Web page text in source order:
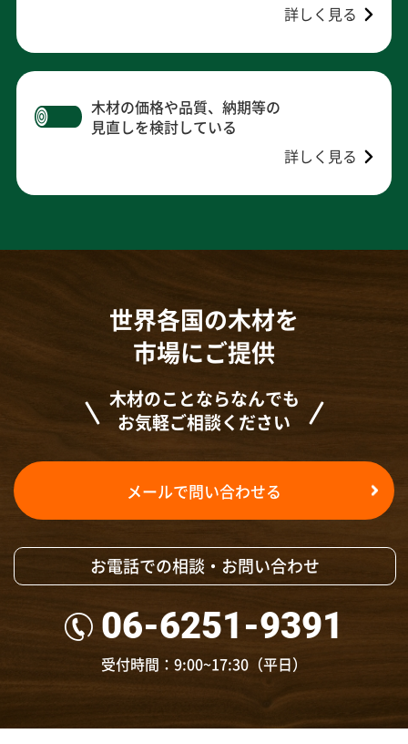
詳しく見る
木材の価格や品質、納期等の
見直しを検討している
詳しく見る
世界各国の木材を
市場にご提供
木材のことならなんでも
お気軽ご相談ください
お電話での相談・お問い合わせ
06-6251-9391
受付時間：9:00~17:30（平日）
メールで問い合わせる